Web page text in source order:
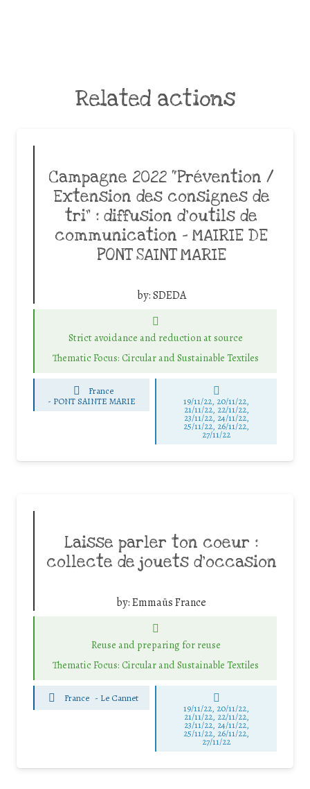
Related actions
Campagne 2022 “Prévention /
Extension des consignes de
tri” : diffusion d’outils de
communication – MAIRIE DE
PONT SAINT MARIE
by:SDEDA
Strict avoidance and reduction at source
Thematic Focus: Circular and Sustainable Textiles
France
- PONT SAINTE MARIE 19/11/22, 20/11/22,
21/11/22, 22/11/22,
23/11/22, 24/11/22,
25/11/22, 26/11/22,
27/11/22
Laisse parler ton coeur :
collecte de jouets d’occasion
by:Emmaüs France
Reuse and preparing for reuse
Thematic Focus: Circular and Sustainable Textiles
France - Le Cannet
19/11/22, 20/11/22,
21/11/22, 22/11/22,
23/11/22, 24/11/22,
25/11/22, 26/11/22,
27/11/22